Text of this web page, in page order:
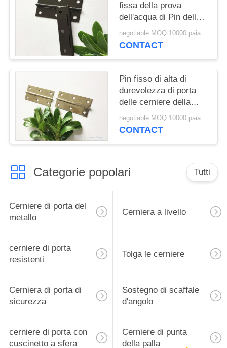
fissa della prova
dell'acqua di Pin delle
cerniere resistenti di
colore di Brown
negotiable MOQ:10000 paia
CONTACT
Pin fisso di alta di
durevolezza di porta
delle cerniere della
mobilia alta precisione
resistente
negotiable MOQ:10000 paia
CONTACT
Categorie popolari Tutti
Cerniere di porta del
metallo
Cerniera a livello
cerniere di porta
resistenti
Tolga le cerniere
Cerniera di porta di
sicurezza
Sostegno di scaffale
d'angolo
cerniere di porta con
cuscinetto a sfera
Cerniere di punta
della palla